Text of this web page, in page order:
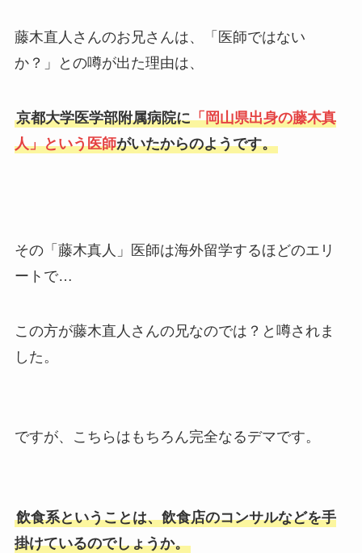
藤木直人さんのお兄さんは、「医師ではない
か？」との噂が出た理由は、
京都大学医学部附属病院に「岡山県出身の藤木真
人」という医師がいたからのようです。
その「藤木真人」医師は海外留学するほどのエリ
ートで…
この方が藤木直人さんの兄なのでは？と噂されま
した。
ですが、こちらはもちろん完全なるデマです。
飲食系ということは、飲食店のコンサルなどを手
掛けているのでしょうか。